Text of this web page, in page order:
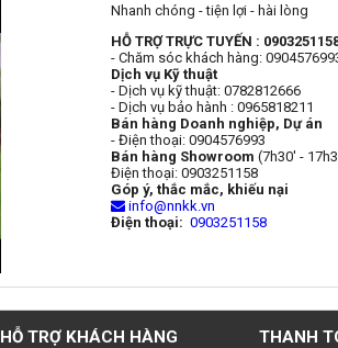
Nhanh chóng - tiện lợi - hài lòng
HỖ TRỢ TRỰC TUYẾN :
- Chăm sóc khách hàng:
Dịch vụ Kỹ thuật
- Dịch vụ kỹ thuật: 0782812666
- Dịch vụ bảo hành : 0965818211
Bán hàng Doanh nghiệp, Dự án
- Điện thoại: 0904576993
Bán hàng Showroom (7h30' -
Điện thoại: 0903251158
Góp ý, thắc mắc, khiếu nại
info@nnkk.vn
Điện thoại: 0903251158
HỖ TRỢ KHÁCH HÀNG THANH